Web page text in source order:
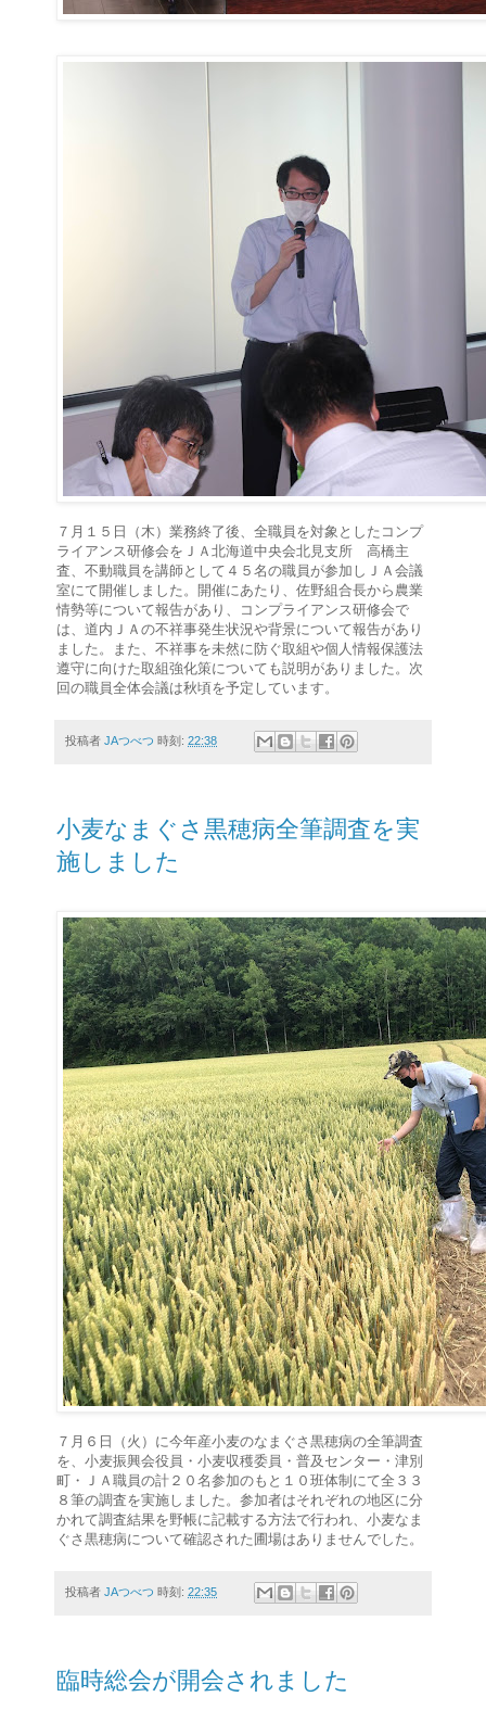
７月１５日（木）業務終了後、全職員を対象としたコンプ
ライアンス研修会をＪＡ北海道中央会北見支所 高橋主
査、不動職員を講師として４５名の職員が参加しＪＡ会議
室にて開催しました。開催にあたり、佐野組合長から農業
情勢等について報告があり、コンプライアンス研修会で
は、道内ＪＡの不祥事発生状況や背景について報告があり
ました。また、不祥事を未然に防ぐ取組や個人情報保護法
遵守に向けた取組強化策についても説明がありました。次
回の職員全体会議は秋頃を予定しています。
投稿者 JAつべつ 時刻: 22:38
小麦なまぐさ黒穂病全筆調査を実
施しました
７月６日（火）に今年産小麦のなまぐさ黒穂病の全筆調査
を、小麦振興会役員・小麦収穫委員・普及センター・津別
町・ＪＡ職員の計２０名参加のもと１０班体制にて全３３
８筆の調査を実施しました。参加者はそれぞれの地区に分
かれて調査結果を野帳に記載する方法で行われ、小麦なま
ぐさ黒穂病について確認された圃場はありませんでした。
投稿者 JAつべつ 時刻: 22:35
臨時総会が開会されました